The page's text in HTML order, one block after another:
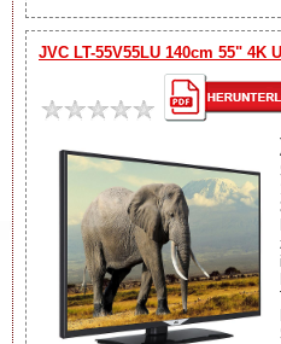
JVC LT-55V55LU 140cm 55" 4K